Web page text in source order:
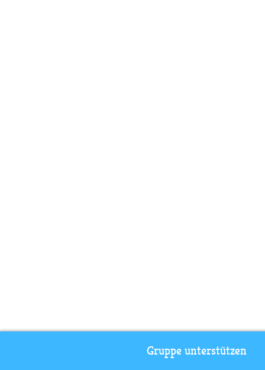
Gruppe unterstützen